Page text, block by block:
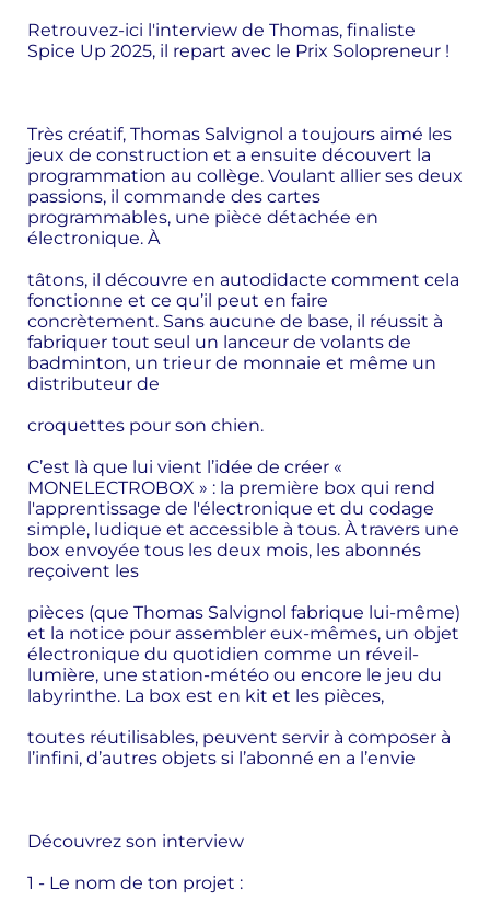
Retrouvez-ici l'interview de Thomas, finaliste
Spice Up 2025, il repart avec le Prix Solopreneur !
Très créatif, Thomas Salvignol a toujours aimé les
jeux de construction et a ensuite découvert la
programmation au collège. Voulant allier ses deux
passions, il commande des cartes
programmables, une pièce détachée en
électronique. À
tâtons, il découvre en autodidacte comment cela
fonctionne et ce qu’il peut en faire
concrètement. Sans aucune de base, il réussit à
fabriquer tout seul un lanceur de volants de
badminton, un trieur de monnaie et même un
distributeur de
croquettes pour son chien.
C’est là que lui vient l’idée de créer «
MONELECTROBOX » : la première box qui rend
l'apprentissage de l'électronique et du codage
simple, ludique et accessible à tous. À travers une
box envoyée tous les deux mois, les abonnés
reçoivent les
pièces (que Thomas Salvignol fabrique lui-même)
et la notice pour assembler eux-mêmes, un objet
électronique du quotidien comme un réveil-
lumière, une station-météo ou encore le jeu du
labyrinthe. La box est en kit et les pièces,
toutes réutilisables, peuvent servir à composer à
l’infini, d’autres objets si l’abonné en a l’envie
Découvrez son interview
1 - Le nom de ton projet :